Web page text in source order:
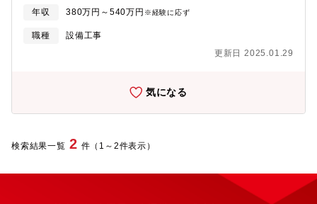
社員への指導監督【期待する役割】管理職（部長）【組織構成】
就業部署従業員数：約10名程度(宿泊予約)で構成【魅力】応募前
に職場、施設見学が可能です
年収 380万円～540万円 ※経験に応ず
職種
設備工事
更新日 2025.01.29
気になる
検索結果一覧 2 件（1～2件表示）